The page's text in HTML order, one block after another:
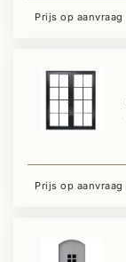
Prijs op aanvraag
Prijs op aanvraag